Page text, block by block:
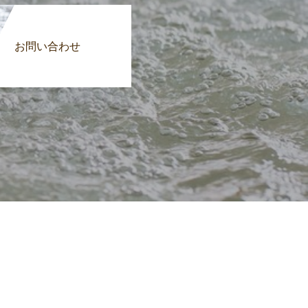
お問い合わせ